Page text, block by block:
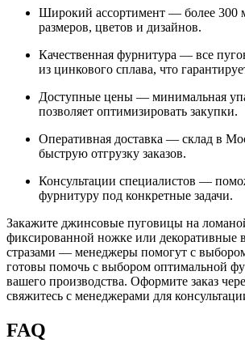
Широкий ассортимент — более 300
размеров, цветов и дизайнов.
Качественная фурнитура — все
из цинкового сплава, что
Доступные цены — минимальная
позволяет оптимизировать закупки.
Оперативная доставка — склад в
быструю отгрузку заказов.
Консультации специалистов —
фурнитуру под конкретные задачи.
Закажите джинсовые пуговицы на
фиксированной ножке или декоративные
стразами — менеджеры помогут с
готовы помочь с выбором оптимальной
вашего производства. Оформите заказ
свяжитесь с менеджерами для
FAQ